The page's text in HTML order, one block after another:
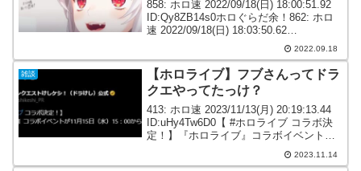
858: ホロ速 2022/09/18(日) 18:00:51.92
ID:Qy8ZB14s0ホロぐらだ余！862: ホロ
速 2022/09/18(日) 18:03:50.62
ID:rO+WURQZ0>>858割ったらキャベツ
2022.09.18
雑談
【ホロライブ】フブさんってドラ
クエやってたっけ？
413: ホロ速 2023/11/13(月) 20:19:13.44
ID:uHy4Tw6D0【 #ホロライブ コラボ決
定！】『ホロライブ』コラボイベントが
11月15日（水）15：00から開始！#ドラ
2023.11.14